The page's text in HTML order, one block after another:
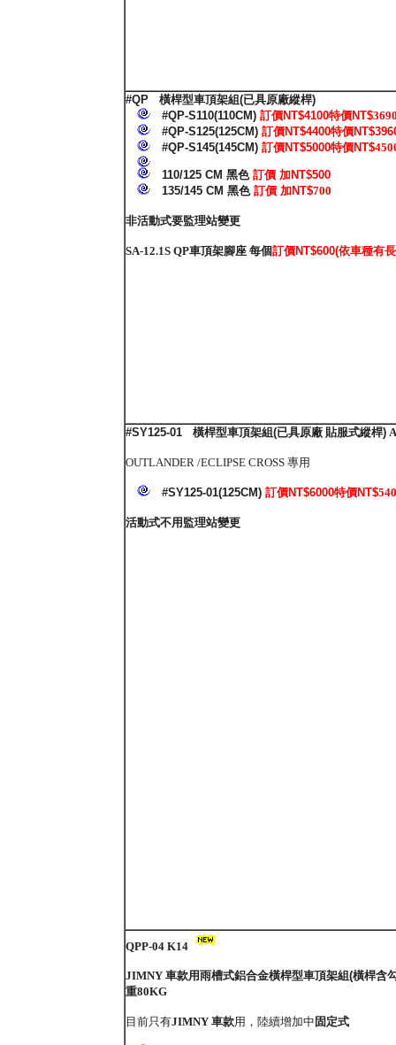
#QP 橫桿型車頂架組(已具原廠縱桿)
#QP-S110(110CM) 訂價NT$4100特價NT$
#QP-S125(125CM) 訂價NT$4400特價
#QP-S145(145CM) 訂價NT$5000特價NT$
110/125 CM 黑色訂價 加NT$500
135/145 CM 黑色訂價 加NT$700
非活動式要監理站變更
SA-12.1S QP車頂架腳座 每個訂價NT$600(依車種有
#SY125-01 橫桿型車頂架組(已具原廠 貼服式縱桿)
OUTLANDER /ECLIPSE CROSS 專用
#SY125-01(125CM) 訂價NT$6000特價NT$
活動式不用監理站變更
QPP-04 K14
JIMNY 車款用雨槽式鋁合金橫桿型車頂架組(橫桿含
重80KG
目前只有JIMNY 車款用，陸續增加中 固定式